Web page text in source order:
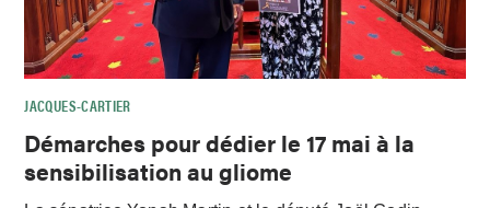
JACQUES-CARTIER
Démarches pour dédier le 17 mai à la
sensibilisation au gliome